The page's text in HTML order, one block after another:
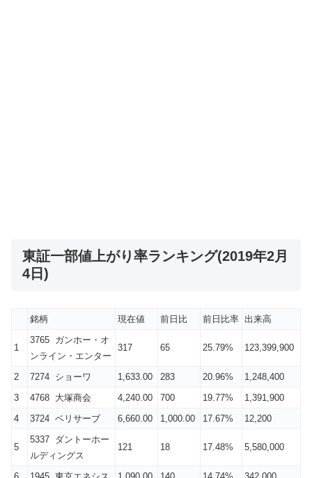
東証一部値上がり率ランキング(2019年2月
4日)
銘柄 現在値 前日比 前日比率 出来高
1
3765 ガンホー・オ
ンライン・エンター
317 65 25.79% 123,399,900
2 7274 ショーワ 1,633.00 283 20.96%
1,248,400
3
4768 大塚商会 4,240.00 700 19.77%
1,391,900
4
3724 ベリサーブ 6,660.00 1,000.00 17.67% 12,200
5
5337 ダントーホー
ルディングス
121 18 17.48% 5,580,000